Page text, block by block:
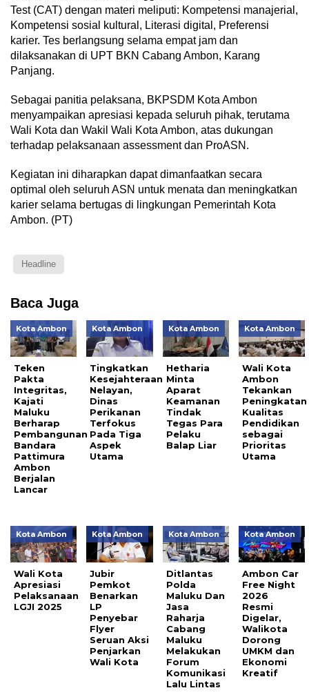
Test (CAT) dengan materi meliputi: Kompetensi manajerial,
Kompetensi sosial kultural, Literasi digital, Preferensi
karier. Tes berlangsung selama empat jam dan
dilaksanakan di UPT BKN Cabang Ambon, Karang
Panjang.
Sebagai panitia pelaksana, BKPSDM Kota Ambon
menyampaikan apresiasi kepada seluruh pihak, terutama
Wali Kota dan Wakil Wali Kota Ambon, atas dukungan
terhadap pelaksanaan assessment dan ProASN.
Kegiatan ini diharapkan dapat dimanfaatkan secara
optimal oleh seluruh ASN untuk menata dan meningkatkan
karier selama bertugas di lingkungan Pemerintah Kota
Ambon. (PT)
Headline
Baca Juga
Kota Ambon
Teken
Pakta
Integritas,
Kajati
Maluku
Berharap
Pembangunan
Bandara
Pattimura
Ambon
Berjalan
Lancar
Kota Ambon
Tingkatkan
Kesejahteraan
Nelayan,
Dinas
Perikanan
Terfokus
Pada Tiga
Aspek
Utama
Kota Ambon
Hetharia
Minta
Aparat
Keamanan
Tindak
Tegas Para
Pelaku
Balap Liar
Kota Ambon
Wali Kota
Ambon
Tekankan
Peningkatan
Kualitas
Pendidikan
sebagai
Prioritas
Utama
Kota Ambon
Wali Kota
Apresiasi
Pelaksanaan
LGJI 2025
Kota Ambon
Jubir
Pemkot
Benarkan
LP
Penyebar
Flyer
Seruan Aksi
Penjarkan
Wali Kota
Kota Ambon
Ditlantas
Polda
Maluku Dan
Jasa
Raharja
Cabang
Maluku
Melakukan
Forum
Komunikasi
Lalu Lintas
Kota Ambon
Ambon Car
Free Night
2026
Resmi
Digelar,
Walikota
Dorong
UMKM dan
Ekonomi
Kreatif